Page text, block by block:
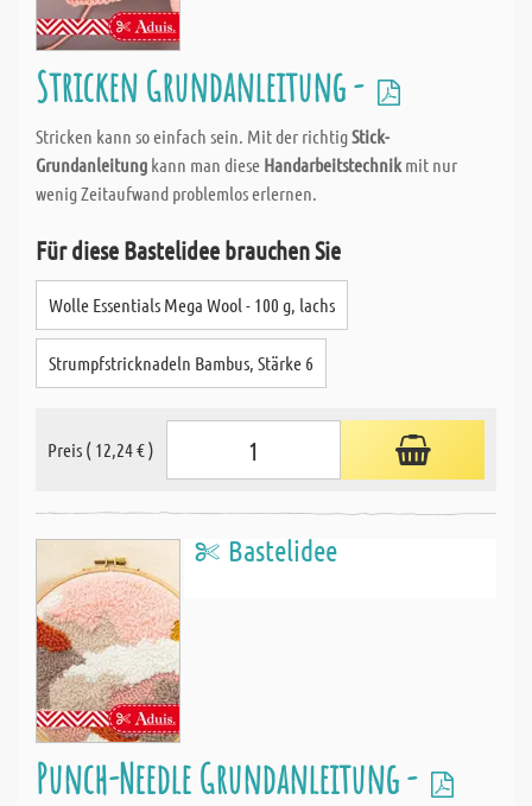
Stricken Grundanleitung -
Stricken kann so einfach sein. Mit der richtigStick-
Grundanleitung kann man diese Handarbeitstechnik mit nur
wenig Zeitaufwand problemlos erlernen.
Für diese Bastelidee brauchen Sie
Wolle Essentials Mega Wool - 100 g, lachs
Strumpfstricknadeln Bambus, Stärke 6
Preis ( 12,24 € )
Bastelidee
Punch-Needle Grundanleitung -